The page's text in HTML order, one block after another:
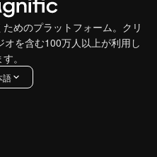
めのプラットフォーム。クリ
を含む100万人以上が利用し
。
語